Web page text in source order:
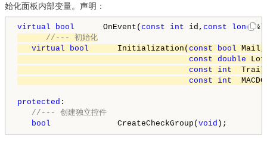
始化面板内部变量。声明：
virtual bool OnEvent( const int id, const long
//--- 初始化
virtual
bool Initialization( const bool Mail,
const double
const
int
const
int
protected :
//--- 创建独立控件
bool CreateCheckGroup( void